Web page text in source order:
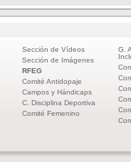
Sección de Vídeos
Sección de Imágenes
RFEG
Comité Antidopaje
Campos y Hándicaps
C. Disciplina Deportiva
Comité Femenino
G.